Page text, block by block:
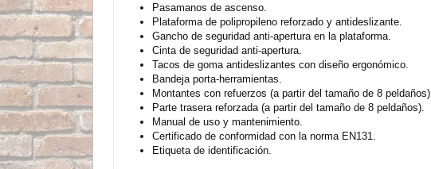
Pasamanos de ascenso.
Plataforma de polipropileno reforzado y antideslizante.
Gancho de seguridad anti-apertura en la plataforma.
Cinta de seguridad anti-apertura.
Tacos de goma antideslizantes con diseño ergonómico.
Bandeja porta-herramientas.
Montantes con refuerzos (a partir del tamaño de 8 peldaños).
Parte trasera reforzada (a partir del tamaño de 8 peldaños).
Manual de uso y mantenimiento.
Certificado de conformidad con la norma EN131.
Etiqueta de identificación.